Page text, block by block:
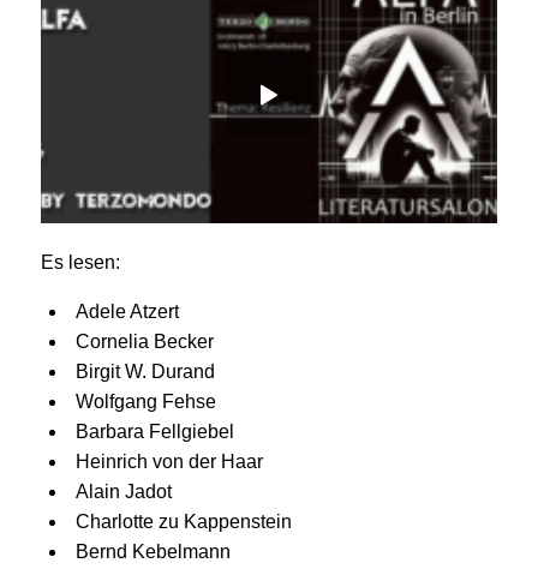
Es lesen:
Adele Atzert
Cornelia Becker
Birgit W. Durand
Wolfgang Fehse
Barbara Fellgiebel
Heinrich von der Haar
Alain Jadot
Charlotte zu Kappenstein
Bernd Kebelmann